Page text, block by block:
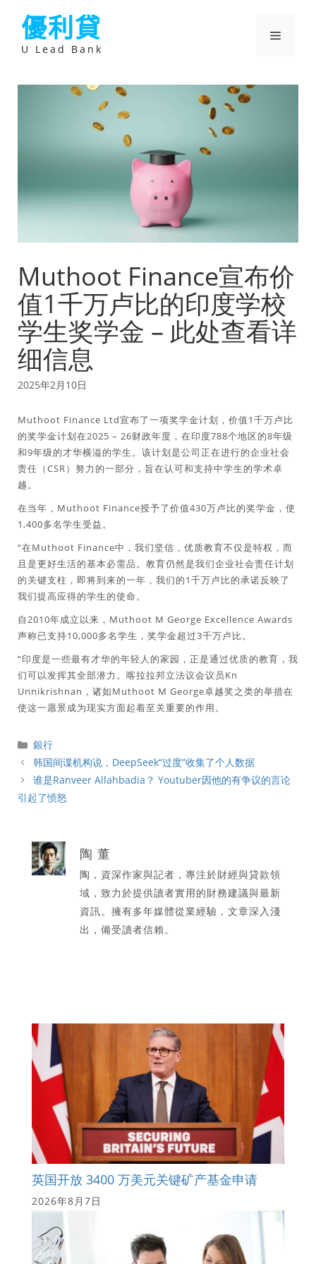
優利貸
U Lead Bank
選
Muthoot Finance宣布价
值1千万卢比的印度学校
学生奖学金 – 此处查看详
细信息
2025年2月10日
Muthoot Finance Ltd宣布了一项奖学金计划，价值1千万卢比
的奖学金计划在2025 – 26财政年度，在印度788个地区的8年级
和9年级的才华横溢的学生。该计划是公司正在进行的企业社会
责任（CSR）努力的一部分，旨在认可和支持中学生的学术卓
越。
在当年，Muthoot Finance授予了价值430万卢比的奖学金，使
1,400多名学生受益。
“在Muthoot Finance中，我们坚信，优质教育不仅是特权，而
且是更好生活的基本必需品。教育仍然是我们企业社会责任计划
的关键支柱，即将到来的一年，我们的1千万卢比的承诺反映了
我们提高应得的学生的使命。
自2010年成立以来，Muthoot M George Excellence Awards
声称已支持10,000多名学生，奖学金超过3千万卢比。
“印度是一些最有才华的年轻人的家园，正是通过优质的教育，我
们可以发挥其全部潜力。喀拉拉邦立法议会议员Kn
Unnikrishnan，诸如Muthoot M George卓越奖之类的举措在
使这一愿景成为现实方面起着至关重要的作用。
分
類
銀行
韩国间谍机构说，DeepSeek“过度”收集了个人数据
谁是Ranveer Allahbadia？ Youtuber因他的有争议的言论
引起了愤怒
陶 董
陶，資深作家與記者，專注於財經與貸款領
域，致力於提供讀者實用的財務建議與最新
資訊。擁有多年媒體從業經驗，文章深入淺
出，備受讀者信賴。
英国开放 3400 万美元关键矿产基金申请
2026年8月7日